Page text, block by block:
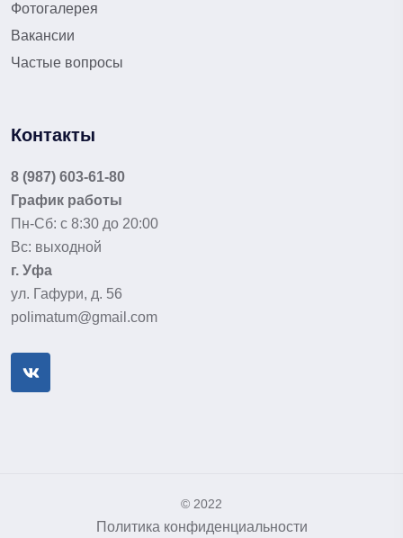
Фотогалерея
Вакансии
Частые вопросы
Контакты
8 (987) 603-61-80
График работы
Пн-Сб: с 8:30 до 20:00
Вс: выходной
г. Уфа
ул. Гафури, д. 56
polimatum@gmail.com
© 2022
Политика конфиденциальности